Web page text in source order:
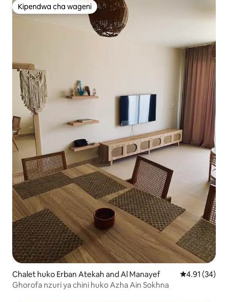
Kipendwa cha wageni
Kipendwa cha wageni
Chalet huko Erban Atekah and Al Manayef Ukadiriaji wa
4.91 (34)
Ghorofa nzuri ya chini huko Azha Ain Sokhna